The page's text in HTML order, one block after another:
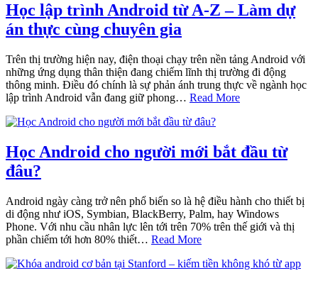
Học lập trình Android từ A-Z – Làm dự
án thực cùng chuyên gia‎
Trên thị trường hiện nay, điện thoại chạy trên nền tảng Android với
những ứng dụng thân thiện đang chiếm lĩnh thị trường đi động
thông minh. Điều đó chính là sự phản ánh trung thực về ngành học
lập trình Android vẫn đang giữ phong… Read More
Học Android cho người mới bắt đầu từ
đâu?
Android ngày càng trở nên phổ biến so là hệ điều hành cho thiết bị
di động như iOS, Symbian, BlackBerry, Palm, hay Windows
Phone. Với nhu cầu nhân lực lên tới trên 70% trên thế giới và thị
phần chiếm tới hơn 80% thiết… Read More